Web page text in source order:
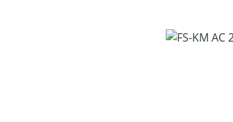
Bildergalerie überspringen